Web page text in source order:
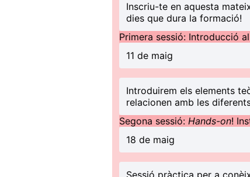
Inscriu-te en aquesta
dies que dura la formació!
Primera sessió: Introducció
11 de maig
Introduirem els elements
relacionen amb les
Segona sessió: Hands-on!
18 de maig
Sessió pràctica per a